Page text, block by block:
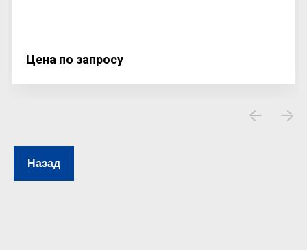
Цена по запросу
Назад